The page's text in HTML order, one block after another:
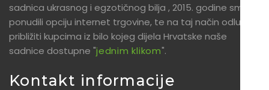
sadnica ukrasnog i egzotičnog bilja , 2015. godine smo
ponudili opciju internet trgovine, te na taj način odlučili
približiti kupcima iz bilo kojeg dijela Hrvatske naše
sadnice dostupne "jednim klikom".
Kontakt informacije